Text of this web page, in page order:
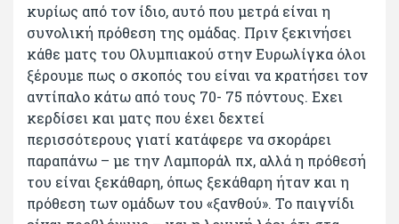
κυρίως από τον ίδιο, αυτό που μετρά είναι η
συνολική πρόθεση της ομάδας. Πριν ξεκινήσει
κάθε ματς του Ολυμπιακού στην Ευρωλίγκα όλοι
ξέρουμε πως ο σκοπός του είναι να κρατήσει τον
αντίπαλο κάτω από τους 70- 75 πόντους. Εχει
κερδίσει και ματς που έχει δεχτεί
περισσότερους γιατί κατάφερε να σκοράρει
παραπάνω – με την Λαμποράλ πχ, αλλά η πρόθεσή
του είναι ξεκάθαρη, όπως ξεκάθαρη ήταν και η
πρόθεση των ομάδων του «ξανθού». Το παιγνίδι